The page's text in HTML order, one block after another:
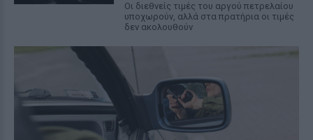
Οι διεθνείς τιμές του αργού πετρελαίου
υποχωρούν, αλλά στα πρατήρια οι τιμές
δεν ακολουθούν